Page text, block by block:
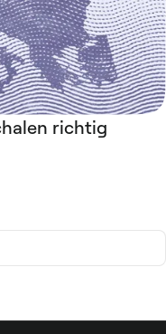
richtig